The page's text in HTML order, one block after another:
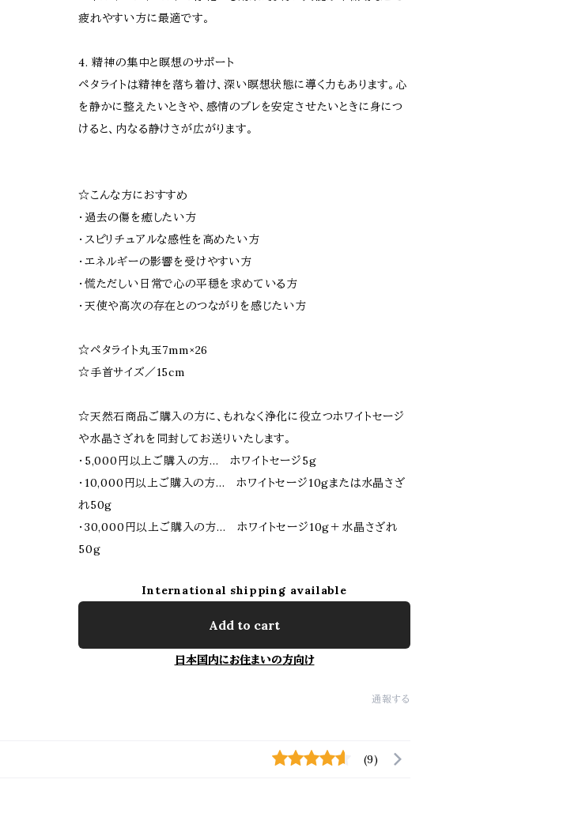
疲れやすい方に最適です。
4. 精神の集中と瞑想のサポート
ペタライトは精神を落ち着け、深い瞑想状態に導く力もあります。心
を静かに整えたいときや、感情のブレを安定させたいときに身につ
けると、内なる静けさが広がります。
☆こんな方におすすめ
・過去の傷を癒したい方
・スピリチュアルな感性を高めたい方
・エネルギーの影響を受けやすい方
・慌ただしい日常で心の平穏を求めている方
・天使や高次の存在とのつながりを感じたい方
☆ペタライト丸玉7mm×26
☆手首サイズ／15cm
☆天然石商品ご購入の方に、もれなく浄化に役立つホワイトセージ
や水晶さざれを同封してお送りいたします。
・5,000円以上ご購入の方... ホワイトセージ5g
・10,000円以上ご購入の方... ホワイトセージ10gまたは水晶さざ
れ50g
・30,000円以上ご購入の方... ホワイトセージ10g＋水晶さざれ
50g
International shipping available
Add to cart
日本国内にお住まいの方向け
通報する
(9)